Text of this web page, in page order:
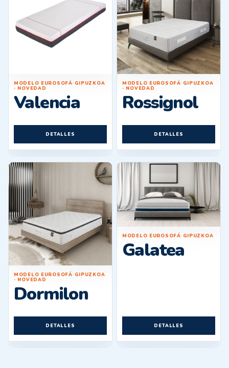
MODELO EUROSOFÁ GIPUZKOA
· NOVEDAD
Valencia
DETALLES
MODELO EUROSOFÁ GIPUZKOA
· NOVEDAD
Rossignol
DETALLES
MODELO EUROSOFÁ GIPUZKOA
· NOVEDAD
Dormilon
DETALLES
MODELO EUROSOFÁ GIPUZKOA
Galatea
DETALLES